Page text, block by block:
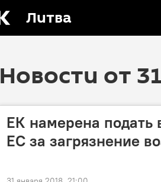
Литва
Новости от
ЕК намерена подать
ЕС за загрязнение